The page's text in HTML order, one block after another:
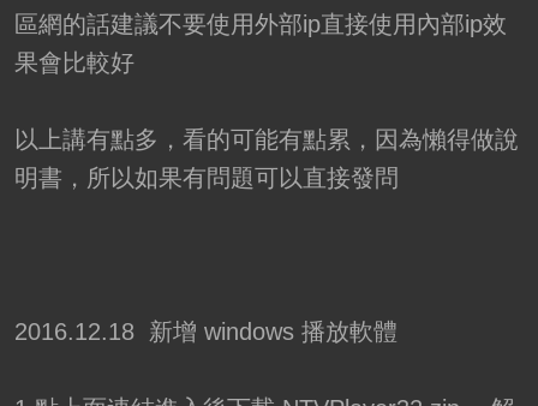
區網的話建議不要使用外部ip直接使用內部ip效
果會比較好
以上講有點多，看的可能有點累，因為懶得做說
明書，所以如果有問題可以直接發問
2016.12.18 新增 windows 播放軟體